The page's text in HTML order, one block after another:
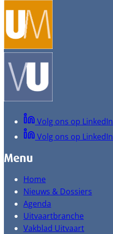
Volg ons op LinkedIn
Volg ons op LinkedIn
Menu
Home
Nieuws & Dossiers
Agenda
Uitvaartbranche
Vakblad Uitvaart